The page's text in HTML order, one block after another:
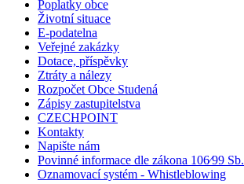
Poplatky obce
Životní situace
E-podatelna
Veřejné zakázky
Dotace, příspěvky
Ztráty a nálezy
Rozpočet Obce Studená
Zápisy zastupitelstva
CZECHPOINT
Kontakty
Napište nám
Povinné informace dle zákona 106⁄99 Sb.
Oznamovací systém - Whistleblowing